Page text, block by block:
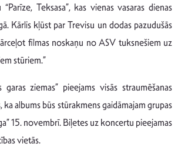
Teksasa”, kas vienas vasaras dienas
Kārlis kļūst par Trevisu un dodas pazudušās
filmas noskaņu no ASV tuksnešiem uz
stūriem.”
garas ziemas” pieejams visās straumēšanas
albums būs stūrakmens gaidāmajam grupas
15. novembrī. Biļetes uz koncertu pieejamas
vietās.